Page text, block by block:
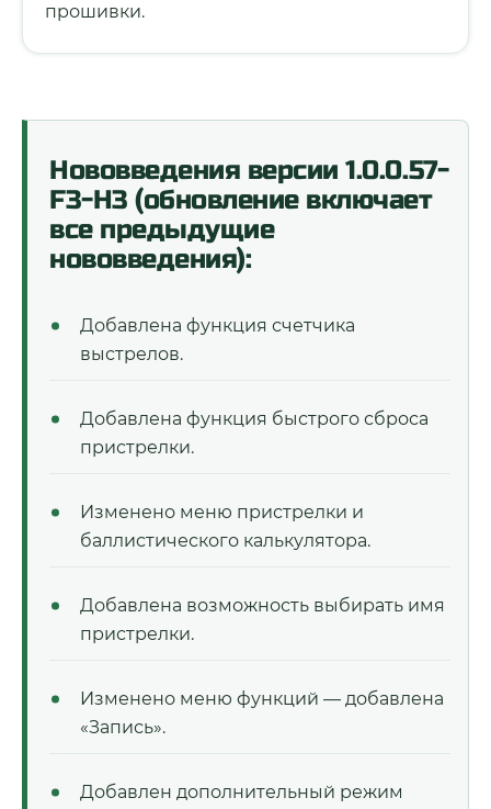
прошивки.
Нововведения версии 1.0.0.57-
F3-H3 (обновление включает
все предыдущие
нововведения):
Добавлена функция счетчика
выстрелов.
Добавлена функция быстрого сброса
пристрелки.
Изменено меню пристрелки и
баллистического калькулятора.
Добавлена возможность выбирать имя
пристрелки.
Изменено меню функций — добавлена
«Запись».
Добавлен дополнительный режим